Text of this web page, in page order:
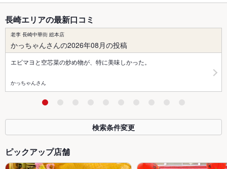
長崎エリアの最新口コミ
老李 長崎中華街 総本店
かっちゃんさんの2026年08月の投稿
エビマヨと空芯菜の炒め物が、特に美味しかった。
かっちゃんさん
検索条件変更
ピックアップ店舗